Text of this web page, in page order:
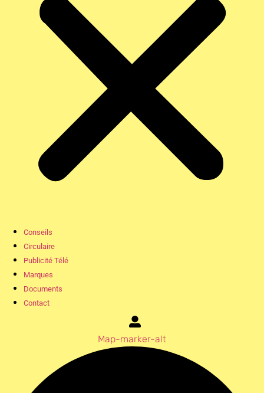
Conseils
Circulaire
Publicité Télé
Marques
Documents
Contact
Map-marker-alt